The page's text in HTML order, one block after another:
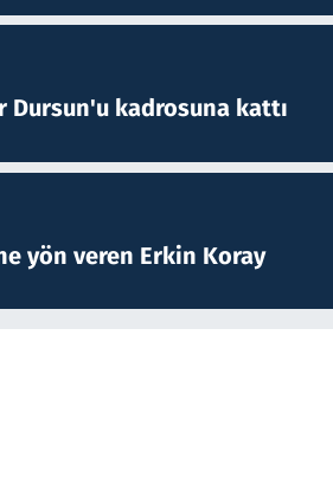
Dursun'u kadrosuna kattı
yön veren Erkin Koray